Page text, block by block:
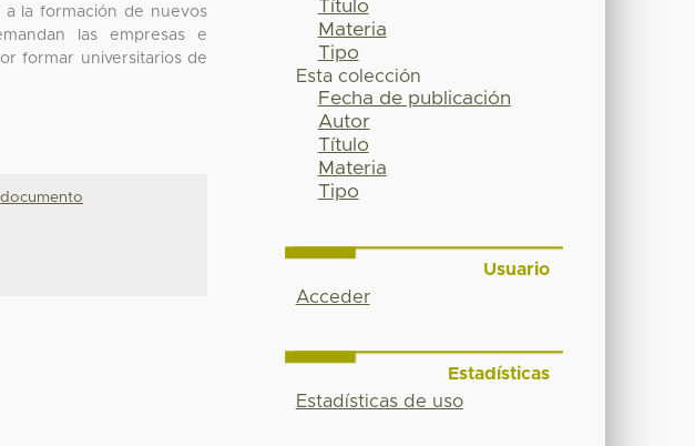
la formación de nuevos
las empresas e
formar universitarios de
Título
Materia
Tipo
Esta colección
Fecha de publicación
Autor
Título
Materia
Tipo
Usuario
Acceder
Estadísticas
Estadísticas de uso